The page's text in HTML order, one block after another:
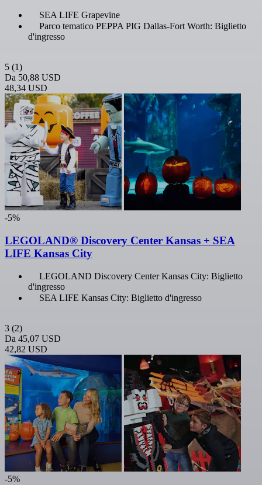
SEA LIFE Grapevine
Parco tematico PEPPA PIG Dallas-Fort Worth: Biglietto
d'ingresso
5 (1)
Da 50,88 USD
48,34 USD
-5%
LEGOLAND® Discovery Center Kansas + SEA
LIFE Kansas City
LEGOLAND Discovery Center Kansas City: Biglietto
d'ingresso
SEA LIFE Kansas City: Biglietto d'ingresso
3 (2)
Da 45,07 USD
42,82 USD
-5%